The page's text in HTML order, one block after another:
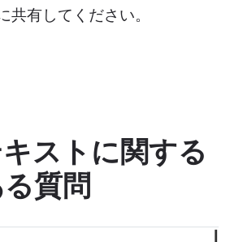
共有してください。
ストに関する
質問